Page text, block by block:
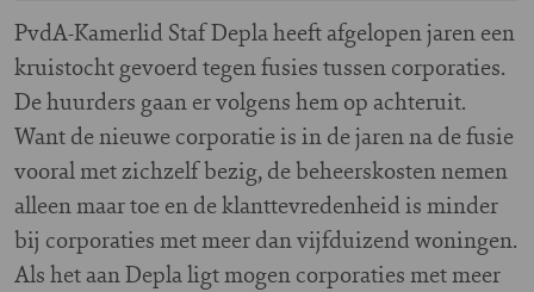
PvdA-Kamerlid Staf Depla heeft afgelopen jaren een
kruistocht gevoerd tegen fusies tussen corporaties.
De huurders gaan er volgens hem op achteruit.
Want de nieuwe corporatie is in de jaren na de fusie
vooral met zichzelf bezig, de beheerskosten nemen
alleen maar toe en de klanttevredenheid is minder
bij corporaties met meer dan vijfduizend woningen.
Als het aan Depla ligt mogen corporaties met meer